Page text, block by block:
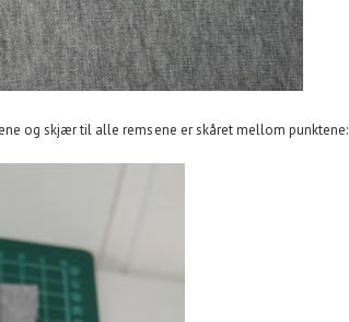
og skjær til alle remsene er skåret mellom punktene: